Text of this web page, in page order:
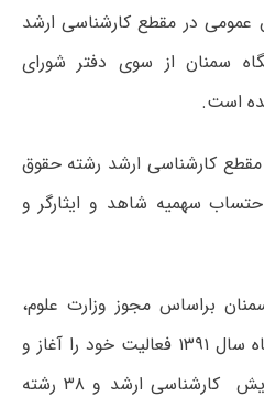
در مقطع کارشناسی ارشد
سمنان از سوی دفتر شورای
است.
کارشناسی ارشد رشته حقوق
نفر ( با احتساب سهمیه شاهد و ایثارگر و
براساس مجوز وزارت علوم،
تحقیقات و فناوری از بهمن ماه سال ۱۳۹۱ فعالیت خود را آغاز و
هم اکنون دارای ۵۰ رشته گرایش کارشناسی ارشد و ۳۸ رشته